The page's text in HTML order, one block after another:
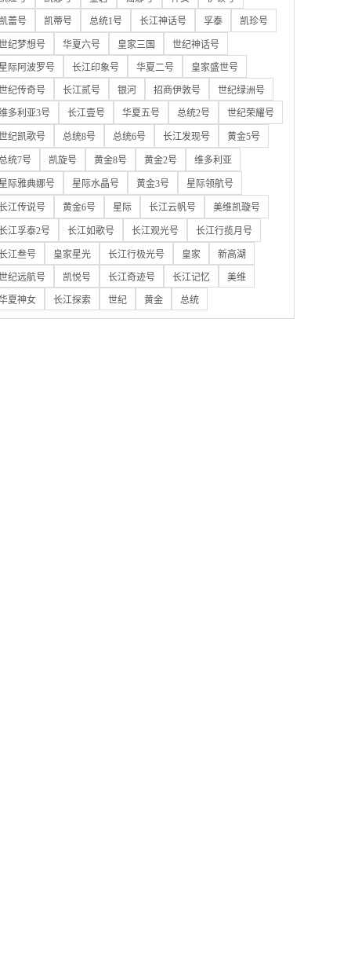
蕾号 凯蒂号 总统1号 长江神话号 孚泰 凯珍号
纪梦想号 华夏六号 皇家三国 世纪神话号
际阿波罗号 长江印象号 华夏二号 皇家盛世号
纪传奇号 长江贰号 银河 招商伊敦号 世纪绿洲号
多利亚3号 长江壹号 华夏五号 总统2号 世纪荣耀号
纪凯歌号 总统8号 总统6号 长江发现号 黄金5号
统7号 凯旋号 黄金8号 黄金2号 维多利亚
际雅典娜号 星际水晶号 黄金3号 星际领航号
江传说号 黄金6号 星际 长江云帆号 美维凯璇号
江孚泰2号 长江如歌号 长江观光号 长江行揽月号
江叁号 皇家星光 长江行极光号 皇家 新高湖
纪远航号 凯悦号 长江奇迹号 长江记忆 美维
夏神女 长江探索 世纪 黄金 总统